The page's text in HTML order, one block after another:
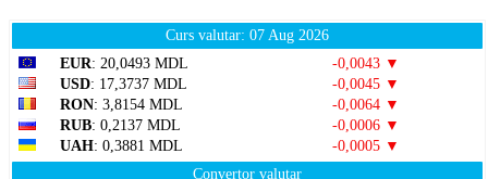
Curs valutar: 07 Aug 2026
EUR: 20,0493 MDL
-0,0043 ▼
USD: 17,3737 MDL
-0,0045 ▼
RON: 3,8154 MDL
-0,0064 ▼
RUB: 0,2137 MDL
-0,0006 ▼
UAH: 0,3881 MDL
-0,0005 ▼
Convertor valutar